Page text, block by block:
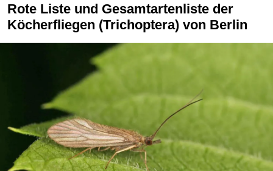
Rote Liste und Gesamtartenliste der
Köcherfliegen (Trichoptera) von Berlin